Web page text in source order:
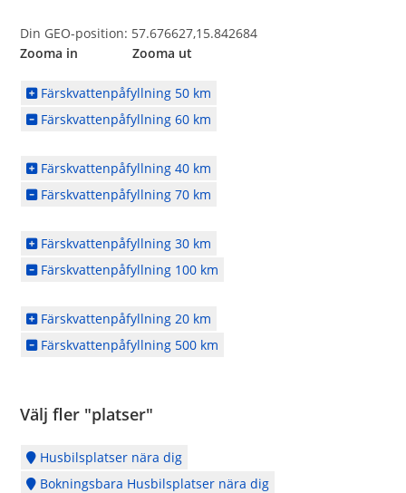
Din GEO-position: 57.676627,15.842684
Zooma in Zooma ut
Färskvattenpåfyllning 50 km
Färskvattenpåfyllning 60 km
Färskvattenpåfyllning 40 km
Färskvattenpåfyllning 70 km
Färskvattenpåfyllning 30 km
Färskvattenpåfyllning 100 km
Färskvattenpåfyllning 20 km
Färskvattenpåfyllning 500 km
Välj fler "platser"
Husbilsplatser nära dig
Bokningsbara Husbilsplatser nära dig